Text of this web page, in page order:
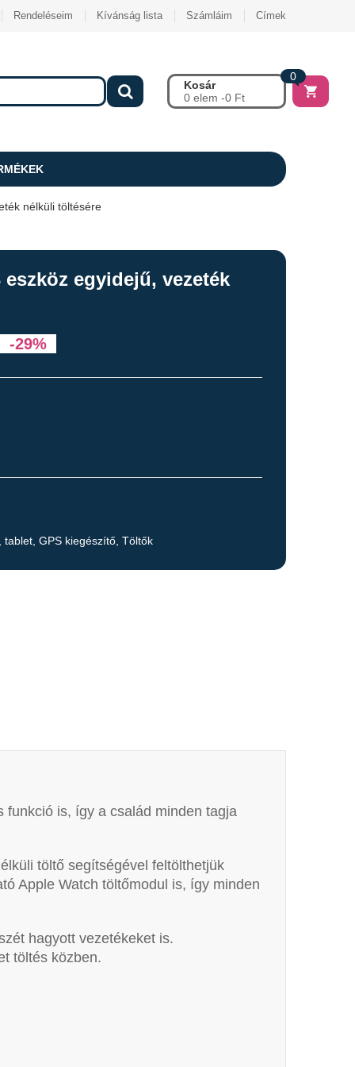
Rendeléseim Kívánság lista Számláim Címek
Kosár
0 elem -0 Ft
0
nélküli töltésére
egyidejű, vezeték
-29%
tablet, GPS kiegészítő Töltők
funkció is, így a család minden tagja
töltő segítségével feltölthetjük
Apple Watch töltőmodul is, így minden
hagyott vezetékeket is.
töltés közben.